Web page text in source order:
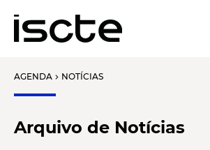
AGENDA chevron_right NOTÍCIAS
Arquivo de Notícias